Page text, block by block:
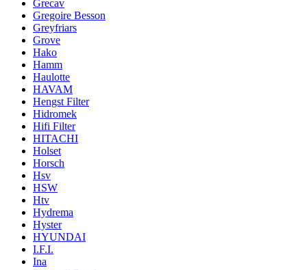
Grecav
Gregoire Besson
Greyfriars
Grove
Hako
Hamm
Haulotte
HAVAM
Hengst Filter
Hidromek
Hifi Filter
HITACHI
Holset
Horsch
Hsv
HSW
Htv
Hydrema
Hyster
HYUNDAI
I.F.I.
Ina